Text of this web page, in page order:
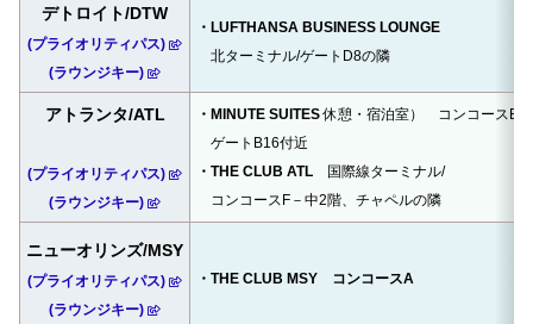
デトロイト/DTW
(プライオリティパス)
(ラウンジキー)
・LUFTHANSA BUSINESS LOUNGE
北ターミナル/ゲートD8の隣
アトランタ/ATL
(プライオリティパス)
(ラウンジキー)
・MINUTE SUITES休憩・宿泊室） コンコースB/
ゲートB16付近
・THE CLUB ATL国際線ターミナル/
コンコースF－中2階、チャペルの隣
ニューオリンズ/MSY
(プライオリティパス)
(ラウンジキー)
・THE CLUB MSY コンコースA